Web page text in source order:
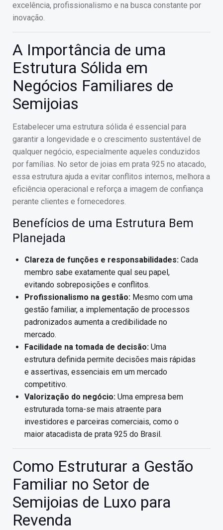
excelência, profissionalismo e na busca constante por
inovação.
A Importância de uma
Estrutura Sólida em
Negócios Familiares de
Semijoias
Estabelecer uma estrutura sólida é essencial para
garantir a longevidade e o crescimento sustentável de
qualquer negócio, especialmente aqueles conduzidos
por famílias. No setor de joias em prata 925 no atacado,
essa estrutura ajuda a evitar conflitos internos, melhora a
eficiência operacional e reforça a imagem de confiança
perante clientes e fornecedores.
Benefícios de uma Estrutura Bem
Planejada
Clareza de funções e responsabilidades: Cada
membro sabe exatamente qual seu papel,
evitando sobreposições e conflitos.
Profissionalismo na gestão: Mesmo com uma
gestão familiar, a implementação de processos
padronizados aumenta a credibilidade no
mercado.
Facilidade na tomada de decisão: Uma
estrutura definida permite decisões mais rápidas
e assertivas, essenciais em um mercado
competitivo.
Valorização do negócio: Uma empresa bem
estruturada torna-se mais atraente para
investidores e parceiras comerciais, como o
maior atacadista de prata 925 do Brasil.
Como Estruturar a Gestão
Familiar no Setor de
Semijoias de Luxo para
Revenda